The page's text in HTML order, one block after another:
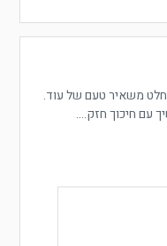
משאיר טעם של עוד.
עם חיכוך חזק….